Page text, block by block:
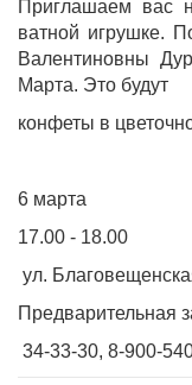
Приглашаем вас
ватной игрушке.
Валентиновны
Марта. Это будут
конфеты в
6 марта
17.00 - 18.00
ул.
Предварительная
34-33-30, 8-900-